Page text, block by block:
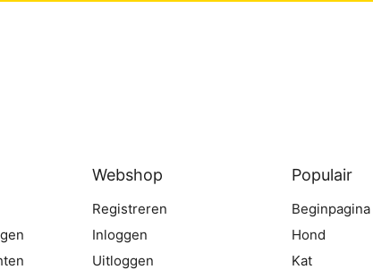
Webshop
Registreren
Inloggen
Uitloggen
Populair
Beginpagina
Hond
Kat